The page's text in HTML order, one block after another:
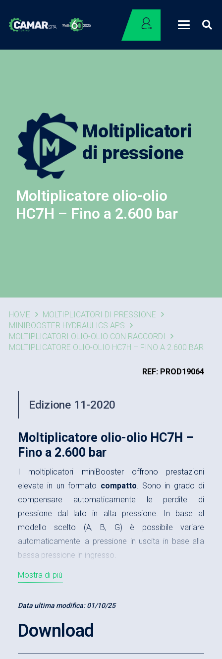
Moltiplicatori
di pressione
Moltiplicatore olio-olio
HC7H – Fino a 2.600 bar
HOME
MOLTIPLICATORI DI PRESSIONE
MINIBOOSTER HYDRAULICS APS
MOLTIPLICATORI OLIO-OLIO CON RACCORDI
MOLTIPLICATORE OLIO-OLIO HC7H – FINO A 2.600 BAR
Edizione 11-2020
REF: PROD19064
Moltiplicatore olio-olio HC7H –
Fino a 2.600 bar
I moltiplicatori miniBooster offrono prestazioni
elevate in un formato compatto. Sono in grado di
compensare automaticamente le perdite di
pressione dal lato in alta pressione. In base al
modello scelto (A, B, G) è possibile variare
automaticamente la pressione in uscita in base alla
bassa pressione in ingresso.
applicazioni dove siano necessarie alte pressioni in
e analoghe caratteristiche. Il moltiplicatore HC7H
offre 5 rapporti di moltiplicazione:
Mostra di più
Data ultima modifica:01/10/25
Download